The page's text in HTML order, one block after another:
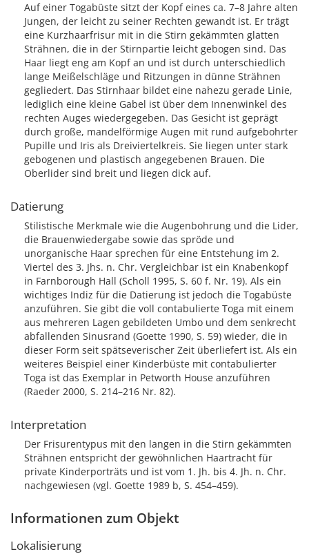
Auf einer Togabüste sitzt der Kopf eines ca. 7–8 Jahre alten
Jungen, der leicht zu seiner Rechten gewandt ist. Er trägt
eine Kurzhaarfrisur mit in die Stirn gekämmten glatten
Strähnen, die in der Stirnpartie leicht gebogen sind. Das
Haar liegt eng am Kopf an und ist durch unterschiedlich
lange Meißelschläge und Ritzungen in dünne Strähnen
gegliedert. Das Stirnhaar bildet eine nahezu gerade Linie,
lediglich eine kleine Gabel ist über dem Innenwinkel des
rechten Auges wiedergegeben. Das Gesicht ist geprägt
durch große, mandelförmige Augen mit rund aufgebohrter
Pupille und Iris als Dreiviertelkreis. Sie liegen unter stark
gebogenen und plastisch angegebenen Brauen. Die
Oberlider sind breit und liegen dick auf.
Datierung
Stilistische Merkmale wie die Augenbohrung und die Lider,
die Brauenwiedergabe sowie das spröde und
unorganische Haar sprechen für eine Entstehung im 2.
Viertel des 3. Jhs. n. Chr. Vergleichbar ist ein Knabenkopf
in Farnborough Hall (Scholl 1995, S. 60 f. Nr. 19). Als ein
wichtiges Indiz für die Datierung ist jedoch die Togabüste
anzuführen. Sie gibt die voll contabulierte Toga mit einem
aus mehreren Lagen gebildeten Umbo und dem senkrecht
abfallenden Sinusrand (Goette 1990, S. 59) wieder, die in
dieser Form seit spätseverischer Zeit überliefert ist. Als ein
weiteres Beispiel einer Kinderbüste mit contabulierter
Toga ist das Exemplar in Petworth House anzuführen
(Raeder 2000, S. 214–216 Nr. 82).
Interpretation
Der Frisurentypus mit den langen in die Stirn gekämmten
Strähnen entspricht der gewöhnlichen Haartracht für
private Kinderporträts und ist vom 1. Jh. bis 4. Jh. n. Chr.
nachgewiesen (vgl. Goette 1989 b, S. 454–459).
Informationen zum Objekt
Lokalisierung